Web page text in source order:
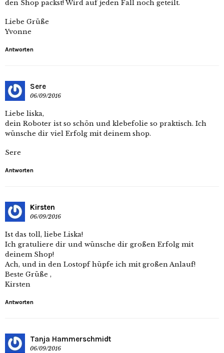
den Shop packst! Wird auf jeden Fall noch geteilt.
Liebe Grüße
Yvonne
Antworten
Sere
06/09/2016
Liebe liska,
dein Roboter ist so schön und klebefolie so praktisch. Ich
wünsche dir viel Erfolg mit deinem shop.
Sere
Antworten
Kirsten
06/09/2016
Ist das toll, liebe Liska!
Ich gratuliere dir und wünsche dir großen Erfolg mit
deinem Shop!
Ach, und in den Lostopf hüpfe ich mit großen Anlauf!
Beste Grüße ,
Kirsten
Antworten
Tanja Hammerschmidt
06/09/2016